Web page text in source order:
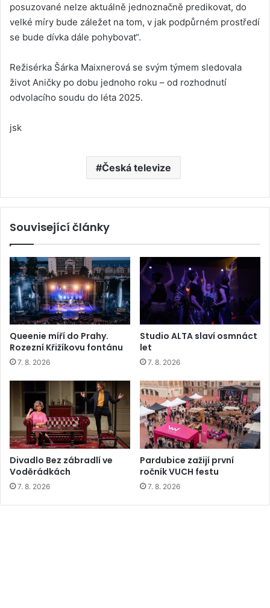
posuzované nelze aktuálně jednoznačně predikovat, do
velké míry bude záležet na tom, v jak podpůrném prostředí
se bude dívka dále pohybovat“.
Režisérka Šárka Maixnerová se svým týmem sledovala
život Aničky po dobu jednoho roku – od rozhodnutí
odvolacího soudu do léta 2025.
jsk
Česká televize
Související články
Queenie míří do Prahy.
Rozezní Křižíkovu fontánu
7. 8. 2026
Studio ALTA slaví osmnáct
let
7. 8. 2026
Divadlo Bez zábradlí ve
Voděrádkách
7. 8. 2026
Pardubice zažijí první
ročník VUCH festu
7. 8. 2026